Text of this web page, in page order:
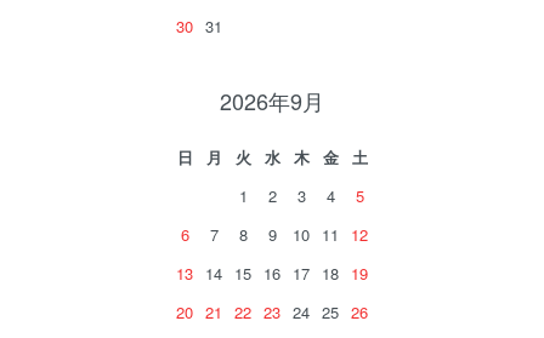
30 31
2026年9月
日 月 火 水 木 金
土
1
2 3 4
5
6
7 8 9 10 11
12
13 14 15 16 17 18 19
20 21 22 23 24 25 26